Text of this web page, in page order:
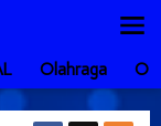
Olahraga